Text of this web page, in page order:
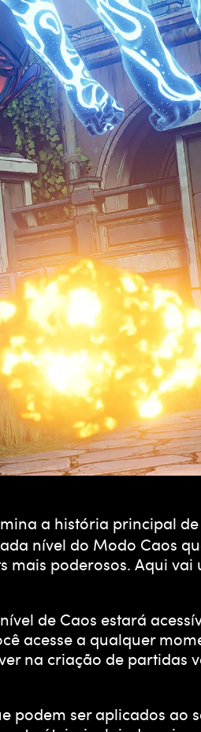
a história principal de
nível do Modo Caos
poderosos. Aqui
de Caos estará
acesse a qualquer
na criação de partidas
podem ser aplicados